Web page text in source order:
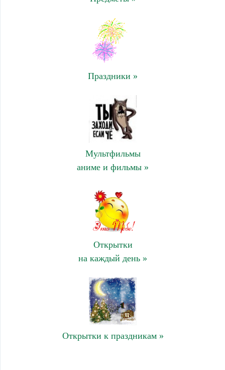
Праздники »
Мультфильмы
аниме и фильмы »
Открытки
на каждый день »
Открытки к праздникам »